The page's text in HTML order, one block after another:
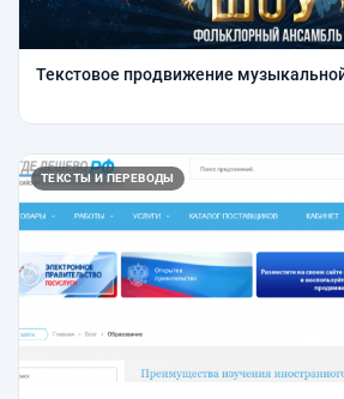
Текстовое продвижение
ТЕКСТЫ И ПЕРЕВОДЫ